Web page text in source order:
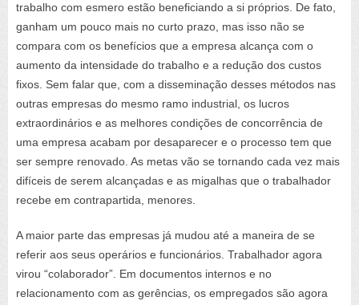
trabalho com esmero estão beneficiando a si próprios. De fato,
ganham um pouco mais no curto prazo, mas isso não se
compara com os benefícios que a empresa alcança com o
aumento da intensidade do trabalho e a redução dos custos
fixos. Sem falar que, com a disseminação desses métodos nas
outras empresas do mesmo ramo industrial, os lucros
extraordinários e as melhores condições de concorrência de
uma empresa acabam por desaparecer e o processo tem que
ser sempre renovado. As metas vão se tornando cada vez mais
difíceis de serem alcançadas e as migalhas que o trabalhador
recebe em contrapartida, menores.
A maior parte das empresas já mudou até a maneira de se
referir aos seus operários e funcionários. Trabalhador agora
virou “colaborador”. Em documentos internos e no
relacionamento com as gerências, os empregados são agora